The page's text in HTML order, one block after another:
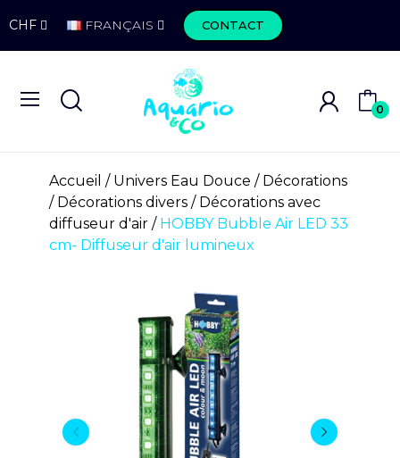
CHF FRANÇAIS CONTACT
0
Accueil Univers Eau Douce
Décorations
Décorations divers
Décorations avec
diffuseur d'air
HOBBY Bubble Air LED 33
cm- Diffuseur d'air lumineux